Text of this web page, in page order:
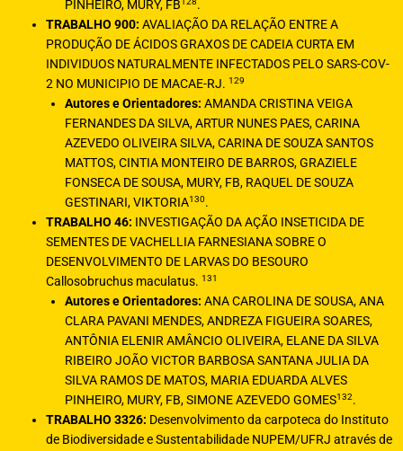
PINHEIRO, MURY, FB
.
TRABALHO 900: AVALIAÇÃO DA RELAÇÃO ENTRE A
PRODUÇÃO DE ÁCIDOS GRAXOS DE CADEIA CURTA EM
INDIVIDUOS NATURALMENTE INFECTADOS PELO SARS-COV-
2 NO MUNICIPIO DE MACAE-RJ.129
Autores e Orientadores: AMANDA CRISTINA VEIGA
FERNANDES DA SILVA, ARTUR NUNES PAES, CARINA
AZEVEDO OLIVEIRA SILVA, CARINA DE SOUZA SANTOS
MATTOS, CINTIA MONTEIRO DE BARROS, GRAZIELE
FONSECA DE SOUSA, MURY, FB, RAQUEL DE SOUZA
GESTINARI, VIKTORIA130.
TRABALHO 46: INVESTIGAÇÃO DA AÇÃO INSETICIDA DE
SEMENTES DE VACHELLIA FARNESIANA SOBRE O
DESENVOLVIMENTO DE LARVAS DO BESOURO
Callosobruchus maculatus.131
Autores e Orientadores: ANA CAROLINA DE SOUSA, ANA
CLARA PAVANI MENDES, ANDREZA FIGUEIRA SOARES,
ANTÔNIA ELENIR AMÂNCIO OLIVEIRA, ELANE DA SILVA
RIBEIRO JOÃO VICTOR BARBOSA SANTANA JULIA DA
SILVA RAMOS DE MATOS, MARIA EDUARDA ALVES
PINHEIRO, MURY, FB, SIMONE AZEVEDO GOMES132.
TRABALHO 3326: Desenvolvimento da carpoteca do Instituto
de Biodiversidade e Sustentabilidade NUPEM/UFRJ através de